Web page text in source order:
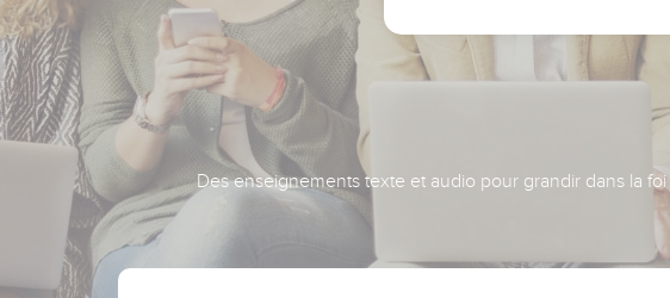
Des enseignements texte et audio pour grandir dans la